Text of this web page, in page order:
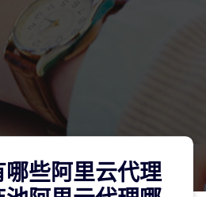
些阿里云代理